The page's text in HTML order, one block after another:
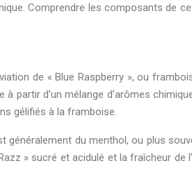
Comprendre les composants de
de « Blue Raspberry », ou
partir d’un mélange d’arômes
gélifiés à la framboise.
généralement du menthol, ou plus
» sucré et acidulé et la fraîcheur